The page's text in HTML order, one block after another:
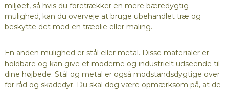
miljøet, så hvis du foretrækker en mere bæredygtig
mulighed, kan du overveje at bruge ubehandlet træ og
beskytte det med en træolie eller maling.
En anden mulighed er stål eller metal. Disse materialer er
holdbare og kan give et moderne og industrielt udseende til
dine højbede. Stål og metal er også modstandsdygtige over
for råd og skadedyr. Du skal dog være opmærksom på, at de